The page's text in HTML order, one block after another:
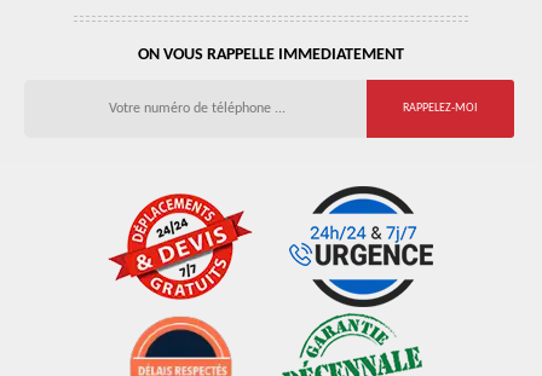
ON VOUS RAPPELLE IMMEDIATEMENT